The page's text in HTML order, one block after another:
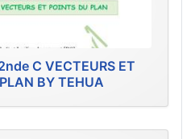
C VECTEURS ET
BY TEHUA